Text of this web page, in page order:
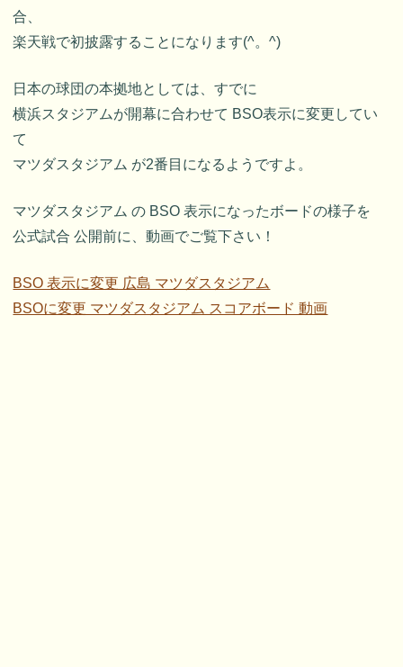
合、
楽天戦で初披露することになります(^。^)
日本の球団の本拠地としては、すでに
横浜スタジアムが開幕に合わせて BSO表示に変更してい
て
マツダスタジアム が2番目になるようですよ。
マツダスタジアム の BSO 表示になったボードの様子を
公式試合 公開前に、動画でご覧下さい！
BSO 表示に変更 広島 マツダスタジアム
BSOに変更 マツダスタジアム スコアボード 動画